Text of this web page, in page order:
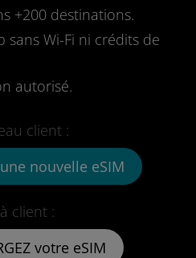
+200 destinations.
sans Wi-Fi ni crédits de
autorisé.
client :
votre eSIM
client :
une nouvelle eSIM